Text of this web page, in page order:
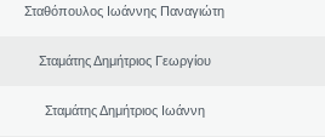
Σταθόπουλος Ιωάννης Παναγιώτη
Σταμάτης Δημήτριος Γεωργίου
Σταμάτης Δημήτριος Ιωάννη